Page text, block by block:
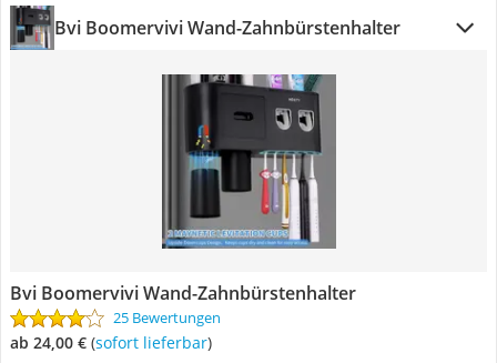
Bvi Boomervivi Wand-Zahnbürstenhalter
Bvi Boomervivi Wand-Zahnbürstenhalter
25 Bewertungen
ab 24,00 € ( Sofort lieferbar)